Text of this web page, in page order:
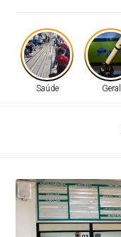
Saúde Geral